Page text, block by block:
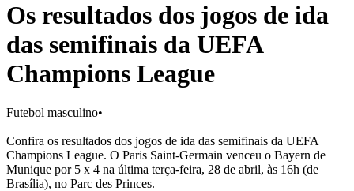
Os resultados dos jogos de ida
das semifinais da UEFA
Champions League
Futebol masculino•
Confira os resultados dos jogos de ida das semifinais da UEFA
Champions League. O Paris Saint-Germain venceu o Bayern de
Munique por 5 x 4 na última terça-feira, 28 de abril, às 16h (de
Brasília), no Parc des Princes.